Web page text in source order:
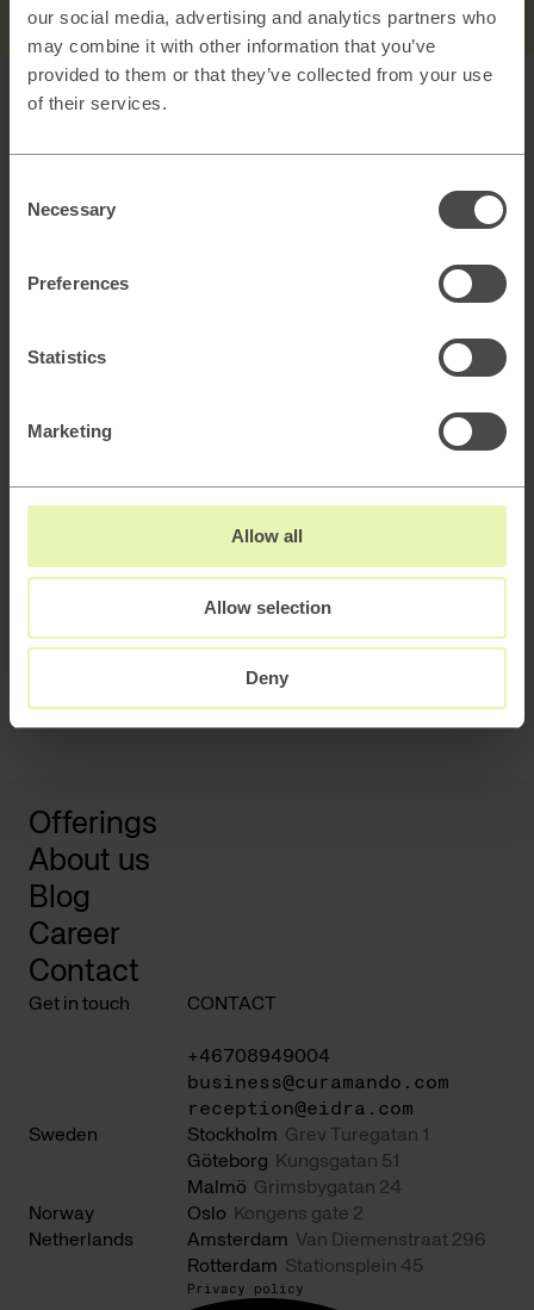
our social media, advertising and analytics partners who
may combine it with other information that you’ve
provided to them or that they’ve collected from your use
of their services.
Selection
Necessary
Preferences
Statistics
Marketing
Allow all
Allow selection
Deny
adapts to the AI era
How to architect AI systems that actually work
Offerings
About us
Blog
Career
Contact
Get in touch CONTACT
+46708949004
business@curamando.com
reception@eidra.com
Sweden
Stockholm Grev Turegatan 1
Göteborg
Kungsgatan 51
Malmö Grimsbygatan 24
Norway
Oslo
Kongens gate 2
Netherlands
Amsterdam Van Diemenstraat 296
Rotterdam Stationsplein 45
Privacy policy